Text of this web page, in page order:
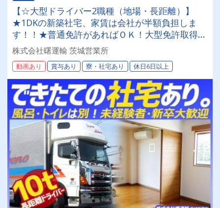
【☆大型ドライバー2職種（地場・長距離）】
★1DKの新築社宅、家賃は会社が半額負担しま
す！！★普通免許があればＯＫ！大型免許取得制
度あり♪◆学歴・年齢・業界経験不問◆新卒・未
経験スタートからベテランまで歓迎いたします公
式サイトをリニューアルいたしました！是非、チ
ェックしてみてください♪
株式会社曙運輸 茨城営業所
動画あり 賞与あり 寮・社宅あり 休日6日以上